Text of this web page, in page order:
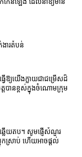
កើនឡើង ដែលនាំឱ្យមាន
ារតំបន់
ើឱ្យយើងក្លាយជាជម្រើសដ៏
តបានខ្ពស់ក្នុងចំណោមក្រុម
លើយតប។ សូមផ្ញើសំណួរ
កស្រាប់ ហើយអាចផ្តល់